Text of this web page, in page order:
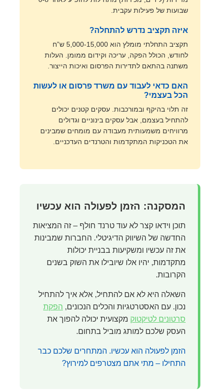
שבועות של פעילות עקבית.
איזה תקציב נדרש להתחלה?
תקציב התחלתי מומלץ הוא 5,000-15,000 ש”ח
לחודש, הכולל הפקה, עריכה וקידום ממומן. העלות
משתנה בהתאם לתדירות הפרסום ואיכות הייצור.
האם כדאי לעבוד עם משרד פרסום או לעשות
הכל בעצמי?
זה תלוי בהיקף ובמורכבות. עסקים קטנים יכולים
להתחיל בעצמם, אבל עסקים בינוניים וגדולים
מרוויחים משמעותית מעבודה עם מומחים שמבינים
את הטכניקות המתקדמות והטרנדים העדכניים.
המסקנה: הזמן לפעולה הוא עכשיו
תוכן וידאו קצר לא עוד טרנד חולף – זה המציאות
החדשה של השיווק הדיגיטלי. החברות שמבינות
את זה עכשיו ומשקיעות בבניית יכולות
מתקדמות, יהיו אלו שיובילו את השוק בשנים
הקרובות.
השאלה היא לא אם להתחיל, אלא איך להתחיל
נכון. עם האסטרטגיות והכלים הנכונים, הפקת
סרטונים לטיקטוק מקצועית יכולה להפוך את
העסק שלכם למותג מוביל בתחום.
הזמן לפעולה הוא עכשיו. המתחרים שלכם כבר
התחילו – מתי אתם מצטרפים למירוץ?